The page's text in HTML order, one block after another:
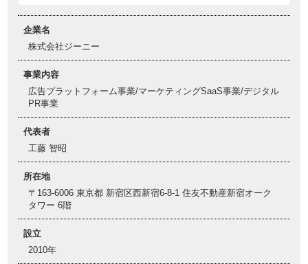
企業名
株式会社ジーニー
事業内容
広告プラットフォーム事業/マーケティングSaaS事業/デジタル
PR事業
代表者
工藤 智昭
所在地
〒163-6006 東京都 新宿区西新宿6-8-1 住友不動産新宿オーク
タワー 6階
設立
2010年